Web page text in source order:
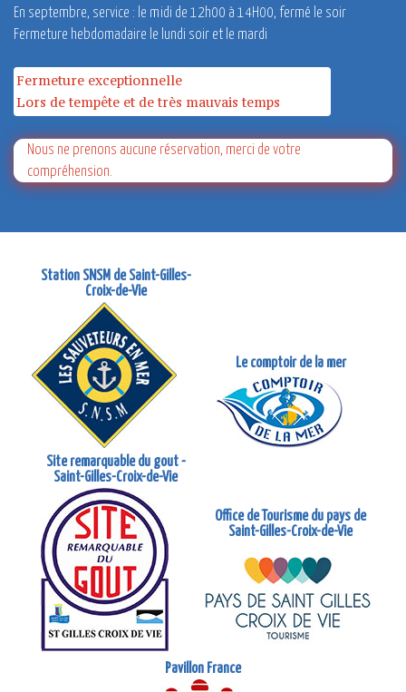
En septembre, service : le midi de 12h00 à 14H00, fermé le soir
Fermeture hebdomadaire le lundi soir et le mardi
Fermeture exceptionnelle
Lors de tempête et de très mauvais temps
Nous ne prenons aucune réservation, merci de votre
compréhension.
Station SNSM de Saint-Gilles-
Croix-de-Vie
Le comptoir de la mer
Site remarquable du gout -
Saint-Gilles-Croix-de-Vie
Office de Tourisme du pays de
Saint-Gilles-Croix-de-Vie
Pavillon France